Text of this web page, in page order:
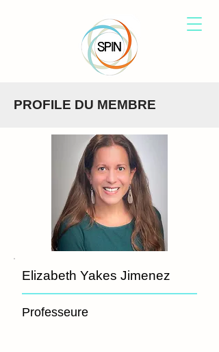
PROFILE DU MEMBRE
Elizabeth Yakes Jimenez
Professeure